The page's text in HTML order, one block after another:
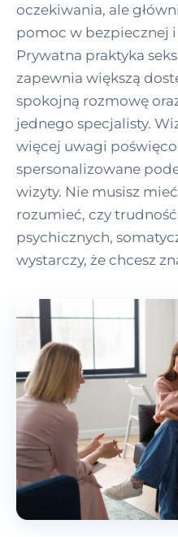
oczekiwania, ale
pomoc w bezpiecznej
Prywatna praktyka
zapewnia większą
spokojną rozmowę
jednego specjalisty.
więcej uwagi
spersonalizowane
wizyty. Nie musisz
rozumieć, czy
psychicznych,
wystarczy, że chcesz